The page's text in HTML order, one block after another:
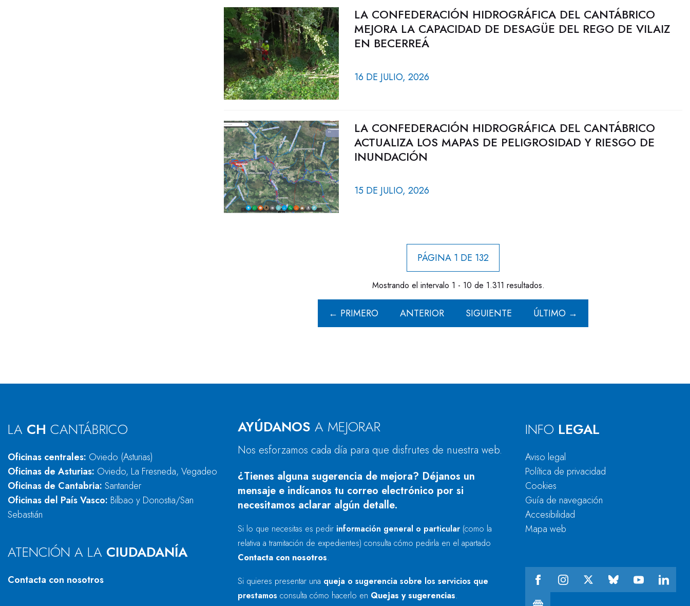
LA CONFEDERACIÓN HIDROGRÁFICA DEL CANTÁBRICO
MEJORA LA CAPACIDAD DE DESAGÜE DEL REGO DE VILAIZ
EN BECERREÁ
16 DE JULIO, 2026
LA CONFEDERACIÓN HIDROGRÁFICA DEL CANTÁBRICO
ACTUALIZA LOS MAPAS DE PELIGROSIDAD Y RIESGO DE
INUNDACIÓN
15 DE JULIO, 2026
PÁGINA 1 DE 132
Mostrando el intervalo 1 - 10 de 1.311 resultados.
← PRIMERO ANTERIOR SIGUIENTE ÚLTIMO →
LA CH CANTÁBRICO
Oficinas centrales: Oviedo (Asturias)
Oficinas de Asturias: Oviedo, La Fresneda, Vegadeo
Oficinas de Cantabria: Santander
Oficinas del País Vasco: Bilbao y Donostia/San
Sebastián
ATENCIÓN A LA CIUDADANÍA
Contacta con nosotros
AYÚDANOS A MEJORAR
Nos esforzamos cada día para que disfrutes de nuestra web.
¿Tienes alguna sugerencia de mejora? Déjanos un
mensaje e indícanos tu correo electrónico por si
necesitamos aclarar algún detalle.
Si lo que necesitas es pedir información general o particular (como la
relativa a tramitación de expedientes) consulta cómo pedirla en el apartado
Contacta con nosotros.
Si quieres presentar una queja o sugerencia sobre los servicios que
prestamos consulta cómo hacerlo en Quejas y sugerencias.
INFO LEGAL
Aviso legal
Política de privacidad
Cookies
Guía de navegación
Accesibilidad
Mapa web